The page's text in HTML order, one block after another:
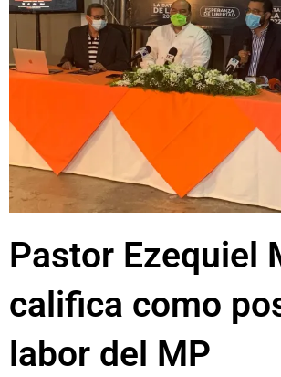
Pastor Ezequiel
califica como
labor del MP